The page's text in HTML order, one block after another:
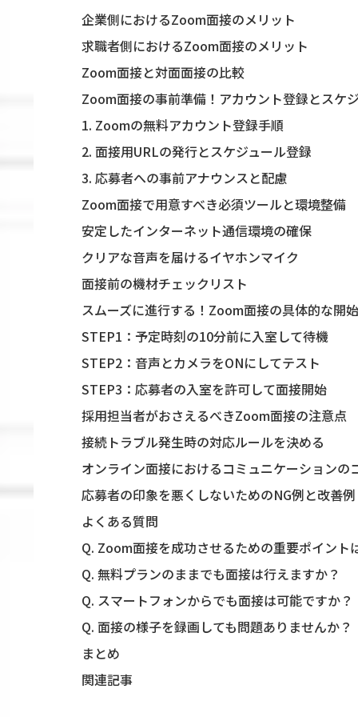
企業側におけるZoom面接のメリット
求職者側におけるZoom面接のメリット
Zoom面接と対面面接の比較
Zoom面接の事前準備！アカウント登録とスケ
1. Zoomの無料アカウント登録手順
2. 面接用URLの発行とスケジュール登録
3. 応募者への事前アナウンスと配慮
Zoom面接で用意すべき必須ツールと環境整備
安定したインターネット通信環境の確保
クリアな音声を届けるイヤホンマイク
面接前の機材チェックリスト
スムーズに進行する！Zoom面接の具体的な開
STEP1：予定時刻の10分前に入室して待機
STEP2：音声とカメラをONにしてテスト
STEP3：応募者の入室を許可して面接開始
採用担当者がおさえるべきZoom面接の注意点
接続トラブル発生時の対応ルールを決める
オンライン面接におけるコミュニケーションの
応募者の印象を悪くしないためのNG例と改善例
よくある質問
Q. Zoom面接を成功させるための重要ポイント
Q. 無料プランのままでも面接は行えますか？
Q. スマートフォンからでも面接は可能ですか？
Q. 面接の様子を録画しても問題ありませんか？
まとめ
関連記事